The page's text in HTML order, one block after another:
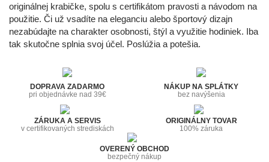
originálnej krabičke, spolu s certifikátom pravosti a návodom na
použitie. Či už vsadíte na eleganciu alebo športový dizajn
nezabúdajte na charakter osobnosti, štýl a využitie hodiniek. Iba
tak skutočne splnia svoj účel. Poslúžia a potešia.
DOPRAVA ZADARMO
pri objednávke nad 39€
NÁKUP NA SPLÁTKY
bez navýšenia
ZÁRUKA A SERVIS
v certifikovaných strediskách
ORIGINÁLNY TOVAR
100% záruka
OVERENÝ OBCHOD
bezpečný nákup